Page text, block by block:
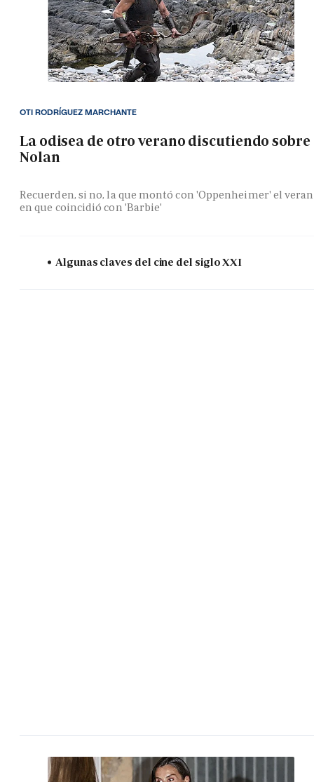
La odisea de otro verano discutiendo sobre
Nolan
Recuerden, si no, la que montó con 'Oppenheimer' el
en que coincidió con 'Barbie'
OTI RODRÍGUEZ MARCHANTE
Algunas claves del cine del siglo XXI